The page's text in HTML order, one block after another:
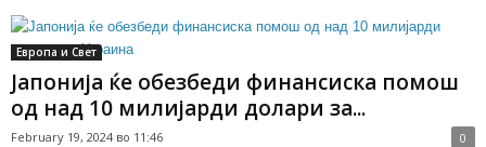
Европа и Свет
Јапонија ќе обезбеди финансиска помош
од над 10 милијарди долари за...
February 19, 2024 во 11:46 0